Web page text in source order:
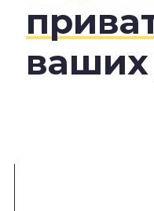
ваших